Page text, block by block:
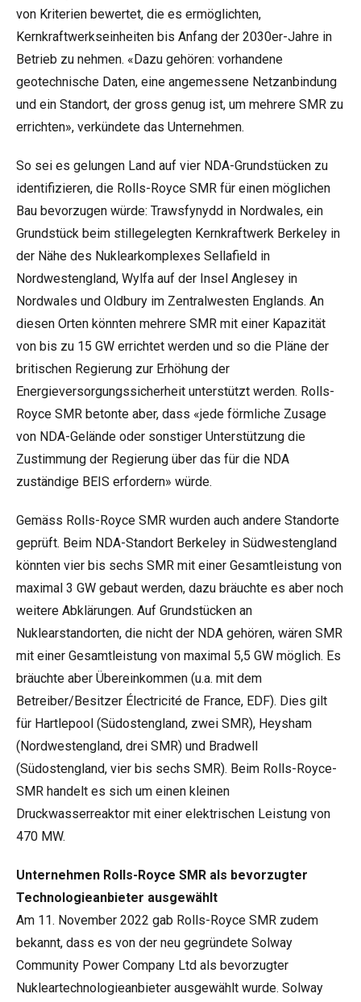
von Kriterien bewertet, die es ermöglichten,
Kernkraftwerkseinheiten bis Anfang der 2030er-Jahre in
Betrieb zu nehmen. «Dazu gehören: vorhandene
geotechnische Daten, eine angemessene Netzanbindung
und ein Standort, der gross genug ist, um mehrere SMR zu
errichten», verkündete das Unternehmen.
So sei es gelungen Land auf vier NDA-Grundstücken zu
identifizieren, die Rolls-Royce SMR für einen möglichen
Bau bevorzugen würde: Trawsfynydd in Nordwales, ein
Grundstück beim stillegelegten Kernkraftwerk Berkeley in
der Nähe des Nuklearkomplexes Sellafield in
Nordwestengland, Wylfa auf der Insel Anglesey in
Nordwales und Oldbury im Zentralwesten Englands. An
diesen Orten könnten mehrere SMR mit einer Kapazität
von bis zu 15 GW errichtet werden und so die Pläne der
britischen Regierung zur Erhöhung der
Energieversorgungssicherheit unterstützt werden. Rolls-
Royce SMR betonte aber, dass «jede förmliche Zusage
von NDA-Gelände oder sonstiger Unterstützung die
Zustimmung der Regierung über das für die NDA
zuständige BEIS erfordern» würde.
Gemäss Rolls-Royce SMR wurden auch andere Standorte
geprüft. Beim NDA-Standort Berkeley in Südwestengland
könnten vier bis sechs SMR mit einer Gesamtleistung von
maximal 3 GW gebaut werden, dazu bräuchte es aber noch
weitere Abklärungen. Auf Grundstücken an
Nuklearstandorten, die nicht der NDA gehören, wären SMR
mit einer Gesamtleistung von maximal 5,5 GW möglich. Es
bräuchte aber Übereinkommen (u.a. mit dem
Betreiber/Besitzer Électricité de France, EDF). Dies gilt
für Hartlepool (Südostengland, zwei SMR), Heysham
(Nordwestengland, drei SMR) und Bradwell
(Südostengland, vier bis sechs SMR). Beim Rolls-Royce-
SMR handelt es sich um einen kleinen
Druckwasserreaktor mit einer elektrischen Leistung von
470 MW.
Unternehmen Rolls-Royce SMR als bevorzugter
Technologieanbieter ausgewählt
Am 11. November 2022 gab Rolls-Royce SMR zudem
bekannt, dass es von der neu gegründete Solway
Community Power Company Ltd als bevorzugter
Nukleartechnologieanbieter ausgewählt wurde. Solway